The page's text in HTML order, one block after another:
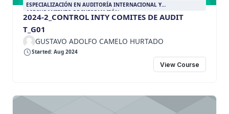
ESPECIALIZACIÓN EN AUDITORÍA INTERNACIONAL Y
ASEGURAMIENTO DE INFORMACIÓN
2024-2_CONTROL INTY COMITES DE AUDIT
T_G01
GUSTAVO ADOLFO CAMELO HURTADO
Started: Aug 2024
View Course